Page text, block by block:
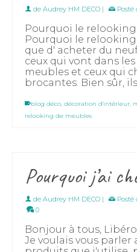
de Audrey HM DECO | Posté
Pourquoi le relooking
Pourquoi le
que d' acheter du
ceux qui vont dans
meubles et ceux qui
brocantes. Bien sûr,
blog déco, décoration d'intérieur,
relooking de meubles
Pourquoi j’ai
de Audrey HM DECO | Posté
0
Bonjour à tous,
Je voulais vous parler